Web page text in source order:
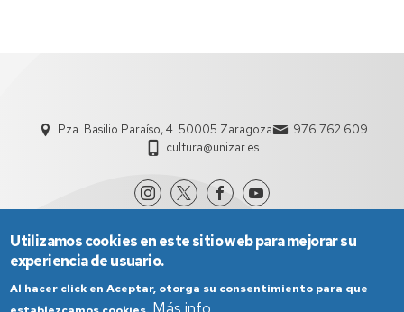
Pza. Basilio Paraíso, 4. 50005 Zaragoza
976 762 609
cultura@unizar.es
Utilizamos cookies en este sitio web para mejorar su
experiencia de usuario.
Al hacer click en Aceptar, otorga su consentimiento para que